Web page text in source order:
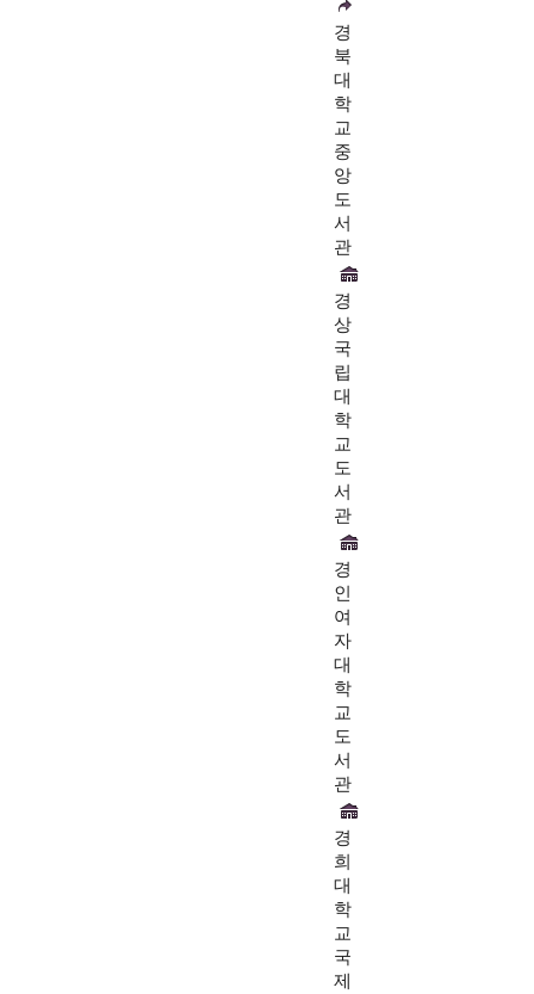
경
북
대
학
교
중
앙
도
서
관
경
상
국
립
대
학
교
도
서
관
경
인
여
자
대
학
교
도
서
관
경
희
대
학
교
국
제